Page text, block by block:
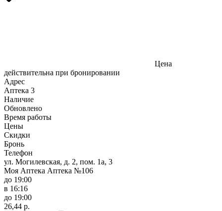
Цена
действительна при бронировании
Адрес
Аптека 3
Наличие
Обновлено
Время работы
Цены
Скидки
Бронь
Телефон
ул. Могилевская, д. 2, пом. 1а, 3
Моя Аптека Аптека №106
до 19:00
в 16:16
до 19:00
26,44 р.